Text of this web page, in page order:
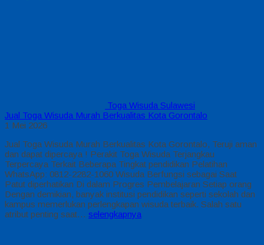
Toga Wisuda Sulawesi
Jual Toga Wisuda Murah Berkualitas Kota Gorontalo
1 Mei 2026
Jual Toga Wisuda Murah Berkualitas Kota Gorontalo, Teruji aman
dan dapat dipercaya ! Perakit Toga Wisuda Terjangkau
Terpercaya Terkait Beberapa Tingkat pendidikan Pelatihan
WhatsApp: 0812-2282-1060 Wisuda Berfungsi sebagai Saat
Patut diperhatikan Di dalam Progres Pembelajaran Setiap orang
Dengan demikian, banyak institusi pendidikan seperti sekolah dan
kampus memerlukan perlengkapan wisuda terbaik. Salah satu
atribut penting saat… selengkapnya